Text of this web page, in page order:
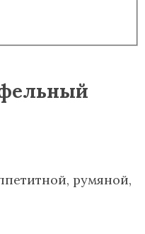
румяной,